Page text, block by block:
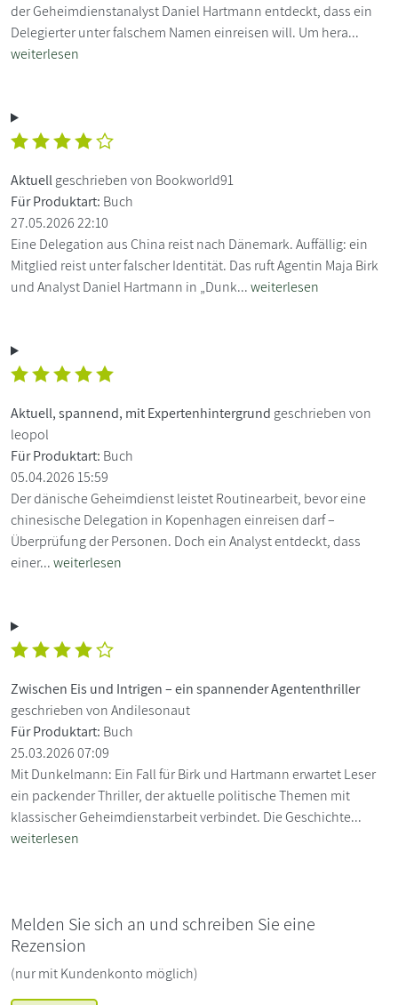
der Geheimdienstanalyst Daniel Hartmann entdeckt, dass ein
Delegierter unter falschem Namen einreisen will. Um hera...
weiterlesen
Aktuellgeschrieben von Bookworld91
Für Produktart: Buch
27.05.2026 22:10
Eine Delegation aus China reist nach Dänemark. Auffällig: ein
Mitglied reist unter falscher Identität. Das ruft Agentin Maja Birk
und Analyst Daniel Hartmann in „Dunk...weiterlesen
Aktuell, spannend, mit Expertenhintergrund geschrieben von
leopol
Für Produktart: Buch
05.04.2026 15:59
Der dänische Geheimdienst leistet Routinearbeit, bevor eine
chinesische Delegation in Kopenhagen einreisen darf –
Überprüfung der Personen. Doch ein Analyst entdeckt, dass
einer...weiterlesen
Zwischen Eis und Intrigen – ein spannender Agententhriller
geschrieben von Andilesonaut
Für Produktart: Buch
25.03.2026 07:09
Mit Dunkelmann: Ein Fall für Birk und Hartmann erwartet Leser
ein packender Thriller, der aktuelle politische Themen mit
klassischer Geheimdienstarbeit verbindet. Die Geschichte...
weiterlesen
Melden Sie sich an und schreiben Sie eine
Rezension
(nur mit Kundenkonto möglich)